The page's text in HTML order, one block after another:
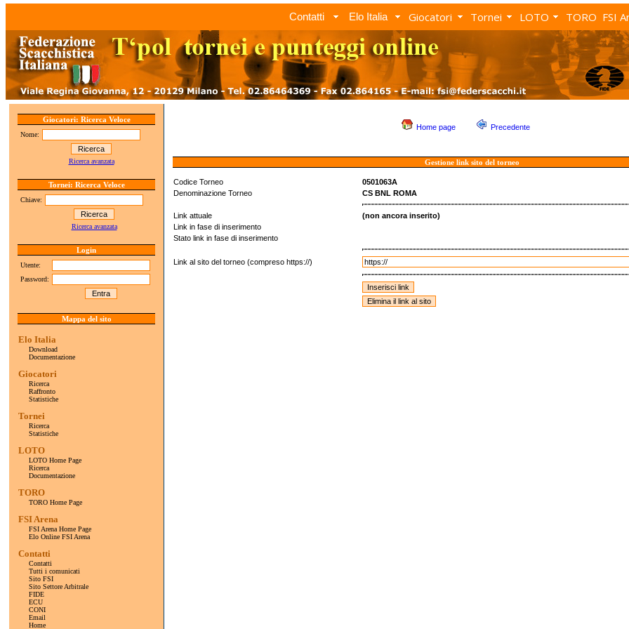
Contatti Elo Italia Giocatori Tornei LOTO TORO FSI
Giocatori: Ricerca Veloce
Nome:
Ricerca avanzata
Tornei: Ricerca Veloce
Chiave:
Ricerca avanzata
Login
Utente:
Password:
Mappa del sito
Elo Italia
Download
Documentazione
Giocatori
Ricerca
Raffronto
Statistiche
Tornei
Ricerca
Statistiche
LOTO
LOTO Home Page
Ricerca
Documentazione
TORO
TORO Home Page
FSI Arena
FSI Arena Home Page
Elo Online FSI Arena
Contatti
Contatti
Tutti i comunicati
Sito FSI
Sito Settore Arbitrale
FIDE
ECU
CONI
Email
Home
Home page Precedente
Gestione link sito del torneo
Codice Torneo
0501063A
Denominazione Torneo
CS BNL ROMA
Link attuale
(non ancora inserito)
Link in fase di inserimento
Stato link in fase di inserimento
Link al sito del torneo (compreso https://)